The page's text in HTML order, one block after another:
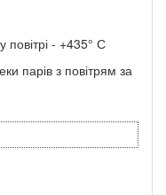
- +435° С
парів з повітрям за